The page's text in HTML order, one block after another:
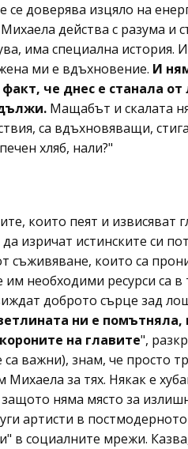
доверява изцяло на
действа с разума
има специална история.
ми е вдъхновение. И
че днес е станала
Мащабът и скалата
са вдъхновяващи,
хляб, нали?"
които пеят и извисяват
да изричат истинските си
съживяване, които са
им необходими ресурси са
доброто сърце зад
ни е
на главите",
са важни), знам, че просто
Михаела за тях. Някак е
няма място за
артисти в
в социалните мрежи.